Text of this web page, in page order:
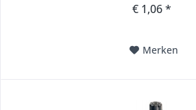
€ 1,06 *
Merken